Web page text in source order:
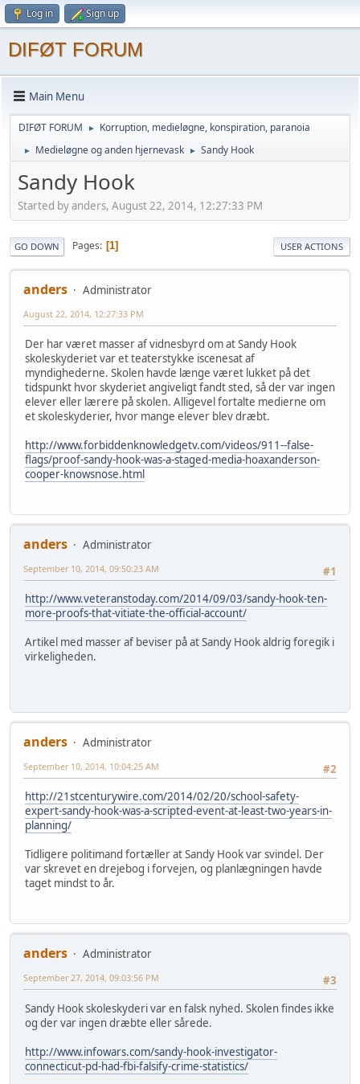
Log in Sign up
DIFØT FORUM
Main Menu
DIFØT FORUM ► Korruption, medieløgne, konspiration, paranoia
► Medieløgne og anden hjernevask ► Sandy Hook
Sandy Hook
Started by anders, August 22, 2014, 12:27:33 PM
GO DOWN Pages 1 USER ACTIONS
anders Administrator
August 22, 2014, 12:27:33 PM
Der har været masser af vidnesbyrd om at Sandy Hook
skoleskyderiet var et teaterstykke iscenesat af
myndighederne. Skolen havde længe været lukket på det
tidspunkt hvor skyderiet angiveligt fandt sted, så der var ingen
elever eller lærere på skolen. Alligevel fortalte medierne om
et skoleskyderier, hvor mange elever blev dræbt.
http://www.forbiddenknowledgetv.com/videos/911--false-
flags/proof-sandy-hook-was-a-staged-media-hoaxanderson-
cooper-knowsnose.html
anders
Administrator
#1
September 10, 2014, 09:50:23 AM
http://www.veteranstoday.com/2014/09/03/sandy-hook-ten-
more-proofs-that-vitiate-the-official-account/
Artikel med masser af beviser på at Sandy Hook aldrig foregik i
virkeligheden.
anders
Administrator
#2
September 10, 2014, 10:04:25 AM
http://21stcenturywire.com/2014/02/20/school-safety-
expert-sandy-hook-was-a-scripted-event-at-least-two-years-in-
planning/
Tidligere politimand fortæller at Sandy Hook var svindel. Der
var skrevet en drejebog i forvejen, og planlægningen havde
taget mindst to år.
anders
Administrator
#3
September 27, 2014, 09:03:56 PM
Sandy Hook skoleskyderi var en falsk nyhed. Skolen findes ikke
og der var ingen dræbte eller sårede.
http://www.infowars.com/sandy-hook-investigator-
connecticut-pd-had-fbi-falsify-crime-statistics/